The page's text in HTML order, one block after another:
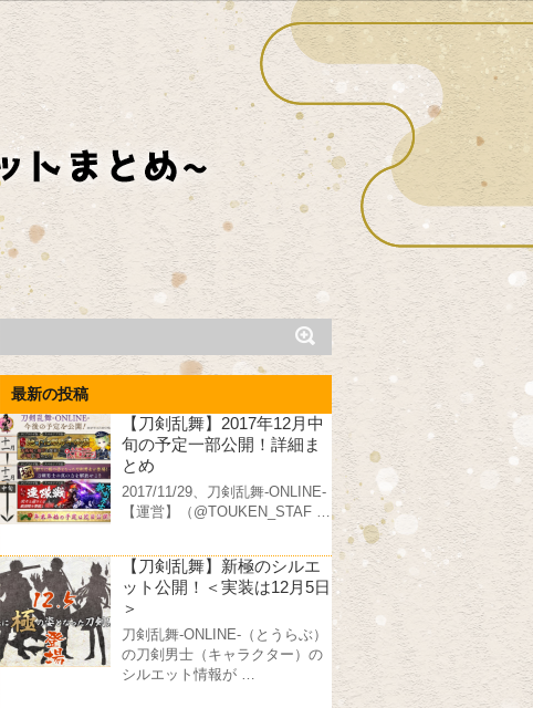
最新の投稿
【刀剣乱舞】2017年12月中
旬の予定一部公開！詳細ま
とめ
2017/11/29、刀剣乱舞-ONLINE-
【運営】（@TOUKEN_STAF …
【刀剣乱舞】新極のシルエ
ット公開！＜実装は12月5日
＞
刀剣乱舞-ONLINE-（とうらぶ）
の刀剣男士（キャラクター）の
シルエット情報が …